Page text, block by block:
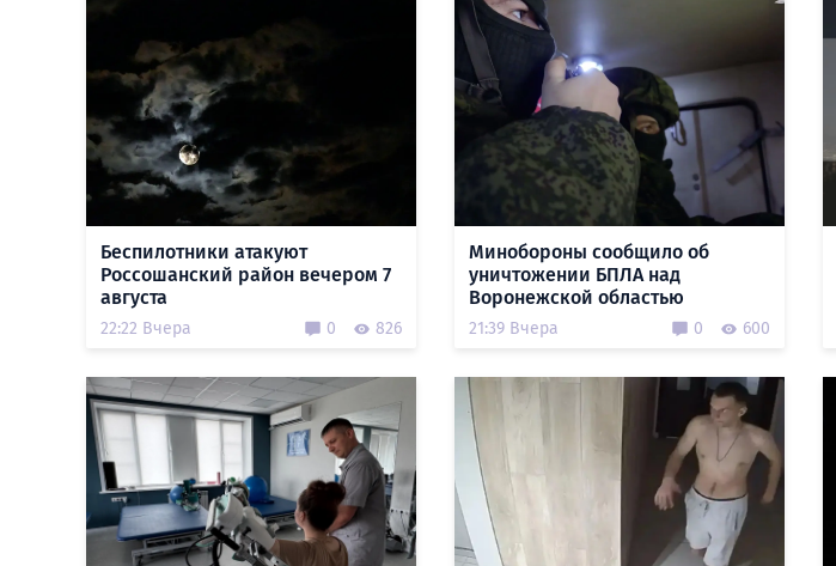
Беспилотники атакуют
Россошанский район вечером 7
августа
22:22 Вчера 0 826
Минобороны сообщило об
уничтожении БПЛА над
Воронежской областью
21:39 Вчера 0 600